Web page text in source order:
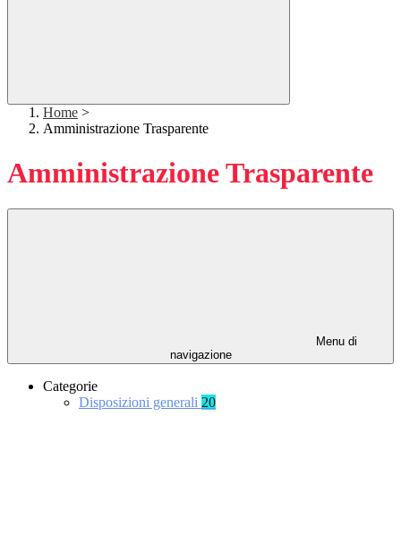
Home >
Amministrazione Trasparente
Amministrazione Trasparente
Menu di
navigazione
Categorie
Disposizioni generali 20